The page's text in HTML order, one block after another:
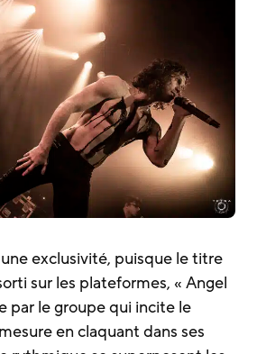
exclusivité, puisque le titre
sur les plateformes, « Angel
par le groupe qui incite le
en claquant dans ses